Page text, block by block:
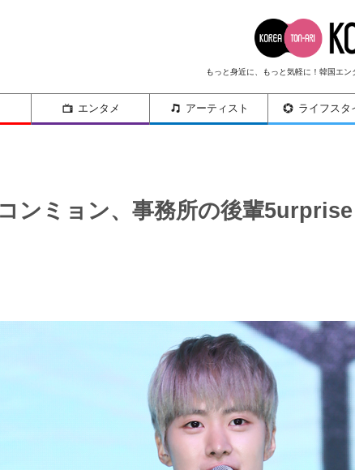
もっと身近に、もっと気軽に！韓国エン
エンタメ アーティスト ライフスタ
ンミョン、事務所の後輩